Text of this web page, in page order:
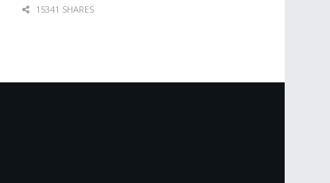
15341 SHARES